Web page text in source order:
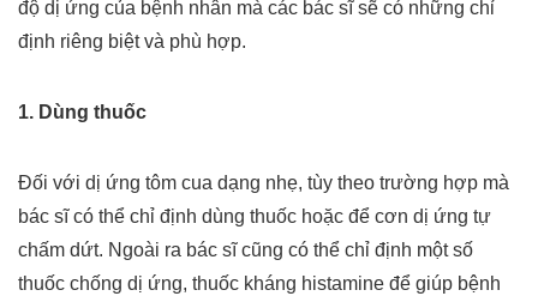
độ dị ứng của bệnh nhân mà các bác sĩ sẽ có những chỉ
định riêng biệt và phù hợp.
1. Dùng thuốc
Đối với dị ứng tôm cua dạng nhẹ, tùy theo trường hợp mà
bác sĩ có thể chỉ định dùng thuốc hoặc để cơn dị ứng tự
chấm dứt. Ngoài ra bác sĩ cũng có thể chỉ định một số
thuốc chống dị ứng, thuốc kháng histamine để giúp bệnh